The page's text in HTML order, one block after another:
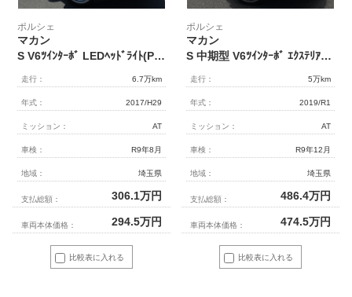
比較表に入れる
ポルシェ
マカン
S V6ﾂｲﾝﾀｰﾎﾞ LEDﾍｯﾄﾞﾗｲﾄ(PDLS Plus) 14wayｼｰﾄ ﾍﾞｰｼﾞｭ革 ｼｰﾄﾋｰﾀｰ 3ｿﾞｰﾝAC PCMﾅﾋﾞ 全周ｶﾒﾗ&PAS ｸﾙｺﾝ&LDW BOSEｻｳﾝﾄﾞ 電動Rｹﾞｰﾄ PASM 純正19AW 禁煙 正規D車
走行： 6.7万km
年式： 2017/H29
ミッション： AT
車検： R9年8月
地域： 埼玉県
支払総額： 306.1万円
車両本体価格： 294.5万円
比較表に入れる
ポルシェ
マカン
S 中期型 V6ﾂｲﾝﾀｰﾎﾞ ｴｸｽﾃﾘｱPKG LEDﾍｯﾄﾞﾗｲﾄ 黒革 ｼｰﾄﾋｰﾀｰ 3ｿﾞｰﾝAC 14wayｼｰﾄ ACC&LDW&LCA PCMﾅﾋﾞ ｻﾗｳﾝﾄﾞｶﾒﾗ&PAS ｺﾝﾌｫｰﾄA 純正21AW 禁煙 正規D車
走行： 5万km
年式： 2019/R1
ミッション： AT
車検： R9年12月
地域： 埼玉県
支払総額： 486.4万円
車両本体価格： 474.5万円